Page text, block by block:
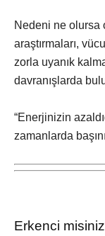
Nedeni ne olursa
araştırmaları,
zorla uyanık
davranışlarda
“Enerjinizin
zamanlarda
Erkenci